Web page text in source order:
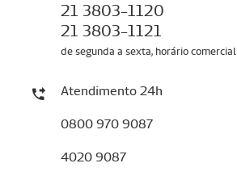
21 3803-1120
21 3803-1121
de segunda a sexta, horário comercial
Atendimento 24h
0800 970 9087
4020 9087